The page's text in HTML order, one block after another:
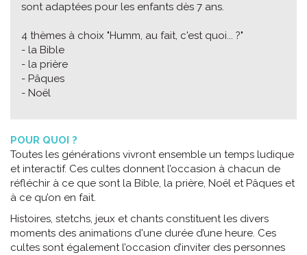
sont adaptées pour les enfants dès 7 ans.
4 thèmes à choix "Humm, au fait, c'est quoi... ?"
- la Bible
- la prière
- Pâques
- Noël
POUR QUOI ?
Toutes les générations vivront ensemble un temps ludique
et interactif. Ces cultes donnent l’occasion à chacun de
réfléchir à ce que sont la Bible, la prière, Noël et Pâques et
à ce qu’on en fait.
Histoires, stetchs, jeux et chants constituent les divers
moments des animations d'une durée d’une heure. Ces
cultes sont également l’occasion d’inviter des personnes